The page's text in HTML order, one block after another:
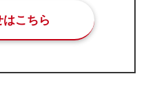
こちら